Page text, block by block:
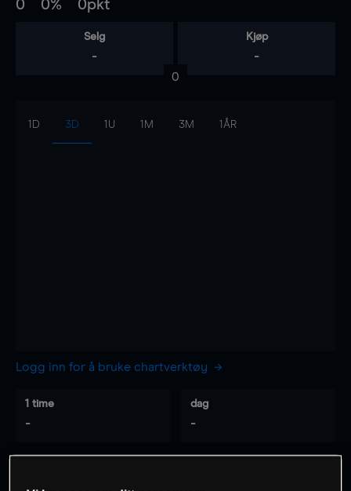
0 0% 0pkt
Selg
-
Kjøp
-
0
1D 3D 1U 1M 3M 1ÅR
Logg inn for å bruke chartverktøy
1 time
-
dag
-